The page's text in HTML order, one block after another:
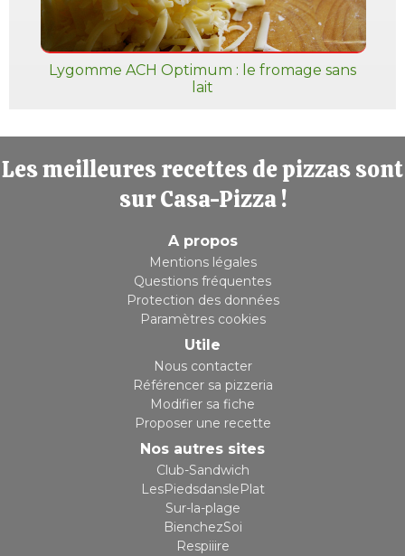
Lygomme ACH Optimum : le fromage sans
lait
Les meilleures recettes de pizzas sont
sur Casa-Pizza !
A propos
Mentions légales
Questions fréquentes
Protection des données
Paramètres cookies
Utile
Nous contacter
Référencer sa pizzeria
Modifier sa fiche
Proposer une recette
Nos autres sites
Club-Sandwich
LesPiedsdanslePlat
Sur-la-plage
BienchezSoi
Respiiire